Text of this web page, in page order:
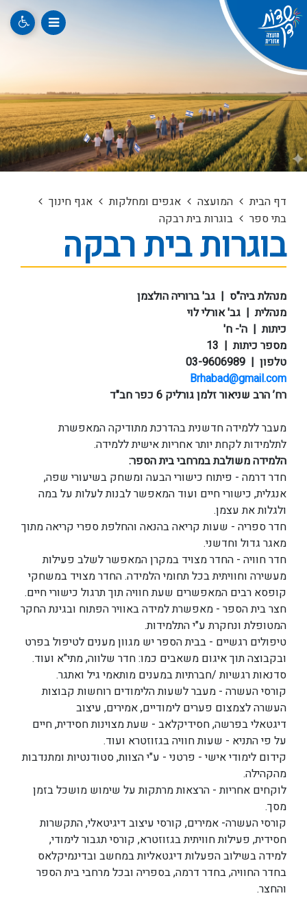
דף הבית המועצה אגפים ומחלקות
אגף חינוך
בתי ספר
בוגרות בית רבקה
בוגרות בית רבקה
מנהלת ביה"ס | גב' ברוריה הולצמן
מנהלית | גב' אורלי לוי
כיתות | ה'- ח'
מספר כיתות | 13
טלפון | 03-9606989
Brhabad@gmail.com
רח’ הרב שניאור זלמן גורליק 6 כפר חב"ד
מעבר ללמידה חדשנית בהדרכת מתודיקה המאפשרת
לתלמידות לקחת יותר אחריות אישית ללמידה.
הלמידה משולבת במרחבי בית הספר:
חדר דרמה - פיתוח כישורי הבעה ומשחק בשיעורי שפה,
אנגלית, כישורי חיים ועוד המאפשר לבנות לעלות על במה
ולגלות את עצמן.
חדר ספריה - שעות קריאה בהנאה והחלפת ספרי קריאה מתוך
מאגר גדול וחדשני.
חדר חוויה - החדר מצויד במקרן המאפשר לשלב פעילות
מעשירה וחוויתית בכל תחומי הלמידה. החדר מצויד במשחקי
קופסא רבים המאפשרים שעת חוויה תוך תרגול כישורי חיים.
חצר בית הספר - מאפשרת למידה באוויר הפתוח ובגינת החקר
המטופלת ונחקרת ע"י התלמידות.
טיפולים רגשיים - בבית הספר יש מגוון מענים לטיפול בפרט
ובקבוצה תוך איגום משאבים כמו: חדר שלווה, מתי"א ועוד.
סדנאות רגשיות /חברתיות במענים מותאמי גיל ואתגר.
קורסי העשרה - מעבר לשעות הלימודים רוחשות קבוצות
העשרה לצמצום פערים לימודיים, אמירים, עיצוב
דיגטאלי בפרשה, חסידיקלאב - שעת מצוינות חסידית, חיים
על פי התניא - שעות חוויה בגזוזטרא ועוד.
קידום לימודי אישי - פרטני - ע"י הצוות, סטודנטיות ומתנדבות
מהקהילה.
לוקחים אחריות - הרצאות מרתקות על שימוש מושכל בזמן
מסך.
קורסי העשרה- אמירים, קורסי עיצוב דיגיטאלי, התקשרות
חסידית, פעילות חוויתית בגזוזטרא, קורסי תגבור לימודי,
למידה בשילוב הפעלות דיגטאליות במחשב ובדינמיקלאס
בחדר החוויה, בחדר דרמה, בספריה ובכל מרחבי בית הספר
והחצר.